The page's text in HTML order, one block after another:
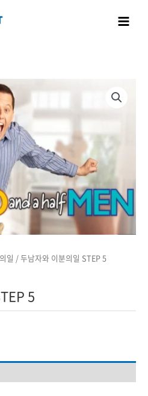
Menu
일 / 두남자와 이분의일 STEP 5
5